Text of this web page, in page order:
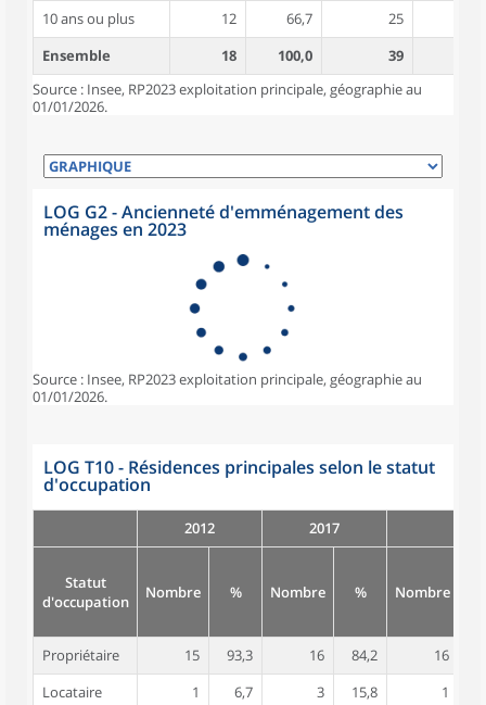
10 ans ou plus
12 66,7 25
Ensemble
18 100,0 39
Source : Insee, RP2023 exploitation principale, géographie au
01/01/2026.
LOG G2 - Ancienneté d'emménagement des
ménages en 2023
Source : Insee, RP2023 exploitation principale, géographie au
01/01/2026.
LOG T10 - Résidences principales selon le statut
d'occupation
2012 2017
Statut
d'occupation
Nombre % Nombre % Nombre
Propriétaire 15 93,3 16 84,2 16
Locataire
1 6,7 3 15,8 1